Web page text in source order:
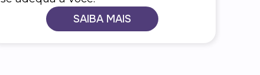
SAIBA MAIS